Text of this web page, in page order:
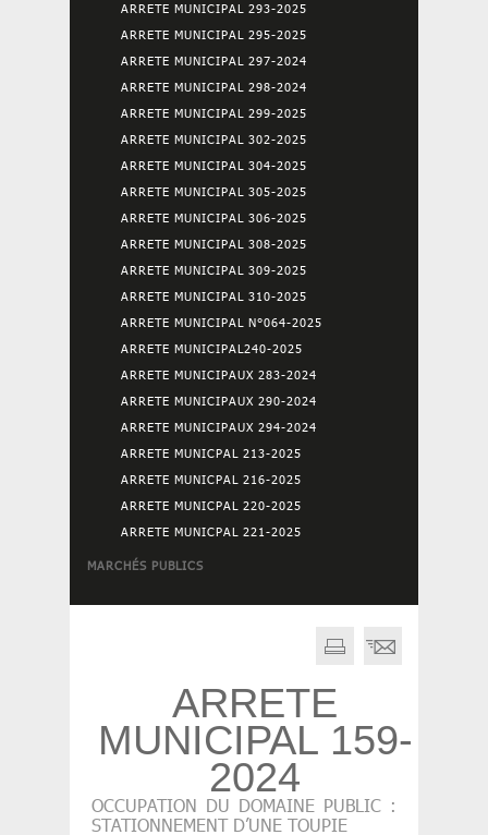
ARRETE MUNICIPAL 293-2025
ARRETE MUNICIPAL 295-2025
ARRETE MUNICIPAL 297-2024
ARRETE MUNICIPAL 298-2024
ARRETE MUNICIPAL 299-2025
ARRETE MUNICIPAL 302-2025
ARRETE MUNICIPAL 304-2025
ARRETE MUNICIPAL 305-2025
ARRETE MUNICIPAL 306-2025
ARRETE MUNICIPAL 308-2025
ARRETE MUNICIPAL 309-2025
ARRETE MUNICIPAL 310-2025
ARRETE MUNICIPAL N°064-2025
ARRETE MUNICIPAL240-2025
ARRETE MUNICIPAUX 283-2024
ARRETE MUNICIPAUX 290-2024
ARRETE MUNICIPAUX 294-2024
ARRETE MUNICPAL 213-2025
ARRETE MUNICPAL 216-2025
ARRETE MUNICPAL 220-2025
ARRETE MUNICPAL 221-2025
MARCHÉS PUBLICS
ARRETE
MUNICIPAL 159-
2024
OCCUPATION DU DOMAINE PUBLIC :
STATIONNEMENT D’UNE TOUPIE